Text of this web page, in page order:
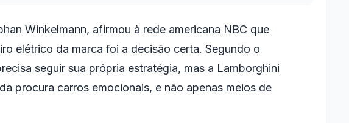
Winkelmann, afirmou à rede americana NBC que
elétrico da marca foi a decisão certa. Segundo o
seguir sua própria estratégia, mas a Lamborghini
procura carros emocionais, e não apenas meios de